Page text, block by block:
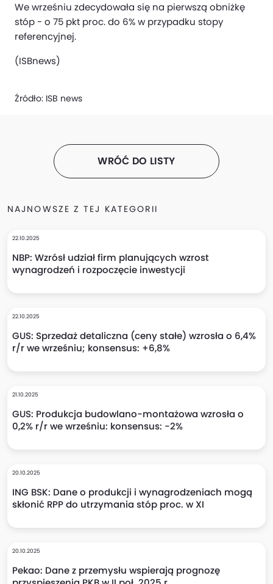
We wrześniu zdecydowała się na pierwszą obniżkę
stóp - o 75 pkt proc. do 6% w przypadku stopy
referencyjnej.
(ISBnews)
Źródło: ISB news
WRÓĆ DO LISTY
NAJNOWSZE Z TEJ KATEGORII
22.10.2025
NBP: Wzrósł udział firm planujących wzrost
wynagrodzeń i rozpoczęcie inwestycji
22.10.2025
GUS: Sprzedaż detaliczna (ceny stałe) wzrosła o 6,4%
r/r we wrześniu; konsensus: +6,8%
21.10.2025
GUS: Produkcja budowlano-montażowa wzrosła o
0,2% r/r we wrześniu: konsensus: -2%
20.10.2025
ING BSK: Dane o produkcji i wynagrodzeniach mogą
skłonić RPP do utrzymania stóp proc. w XI
20.10.2025
Pekao: Dane z przemysłu wspierają prognozę